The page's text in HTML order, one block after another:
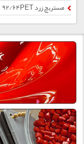
مستربچ زرد 92/64PET